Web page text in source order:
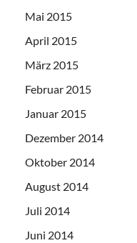
Mai 2015
April 2015
März 2015
Februar 2015
Januar 2015
Dezember 2014
Oktober 2014
August 2014
Juli 2014
Juni 2014